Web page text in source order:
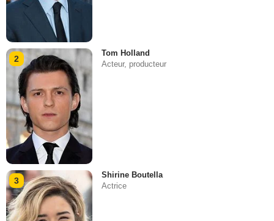
2
Tom Holland
Acteur, producteur
3
Shirine Boutella
Actrice